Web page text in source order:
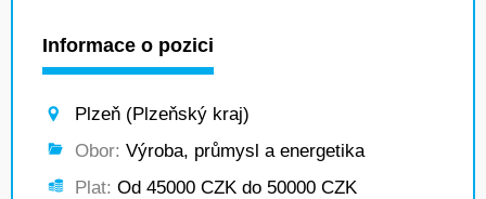
Informace o pozici
Plzeň (Plzeňský kraj)
Obor: Výroba, průmysl a energetika
Plat: Od 45000 CZK do 50000 CZK